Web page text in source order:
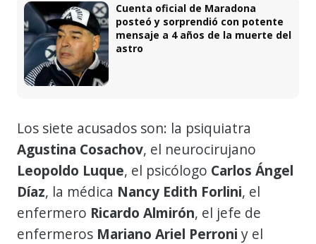
Cuenta oficial de Maradona
posteó y sorprendió con potente
mensaje a 4 años de la muerte del
astro
Los siete acusados son: la psiquiatra
Agustina Cosachov, el neurocirujano
Leopoldo Luque, el psicólogo Carlos Ángel
Díaz, la médica Nancy Edith Forlini, el
enfermero Ricardo Almirón, el jefe de
enfermeros Mariano Ariel Perroni y el